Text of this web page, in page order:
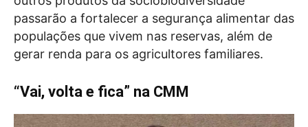
passarão a fortalecer a segurança alimentar das
populações que vivem nas reservas, além de
gerar renda para os agricultores familiares.
“Vai, volta e fica” na CMM